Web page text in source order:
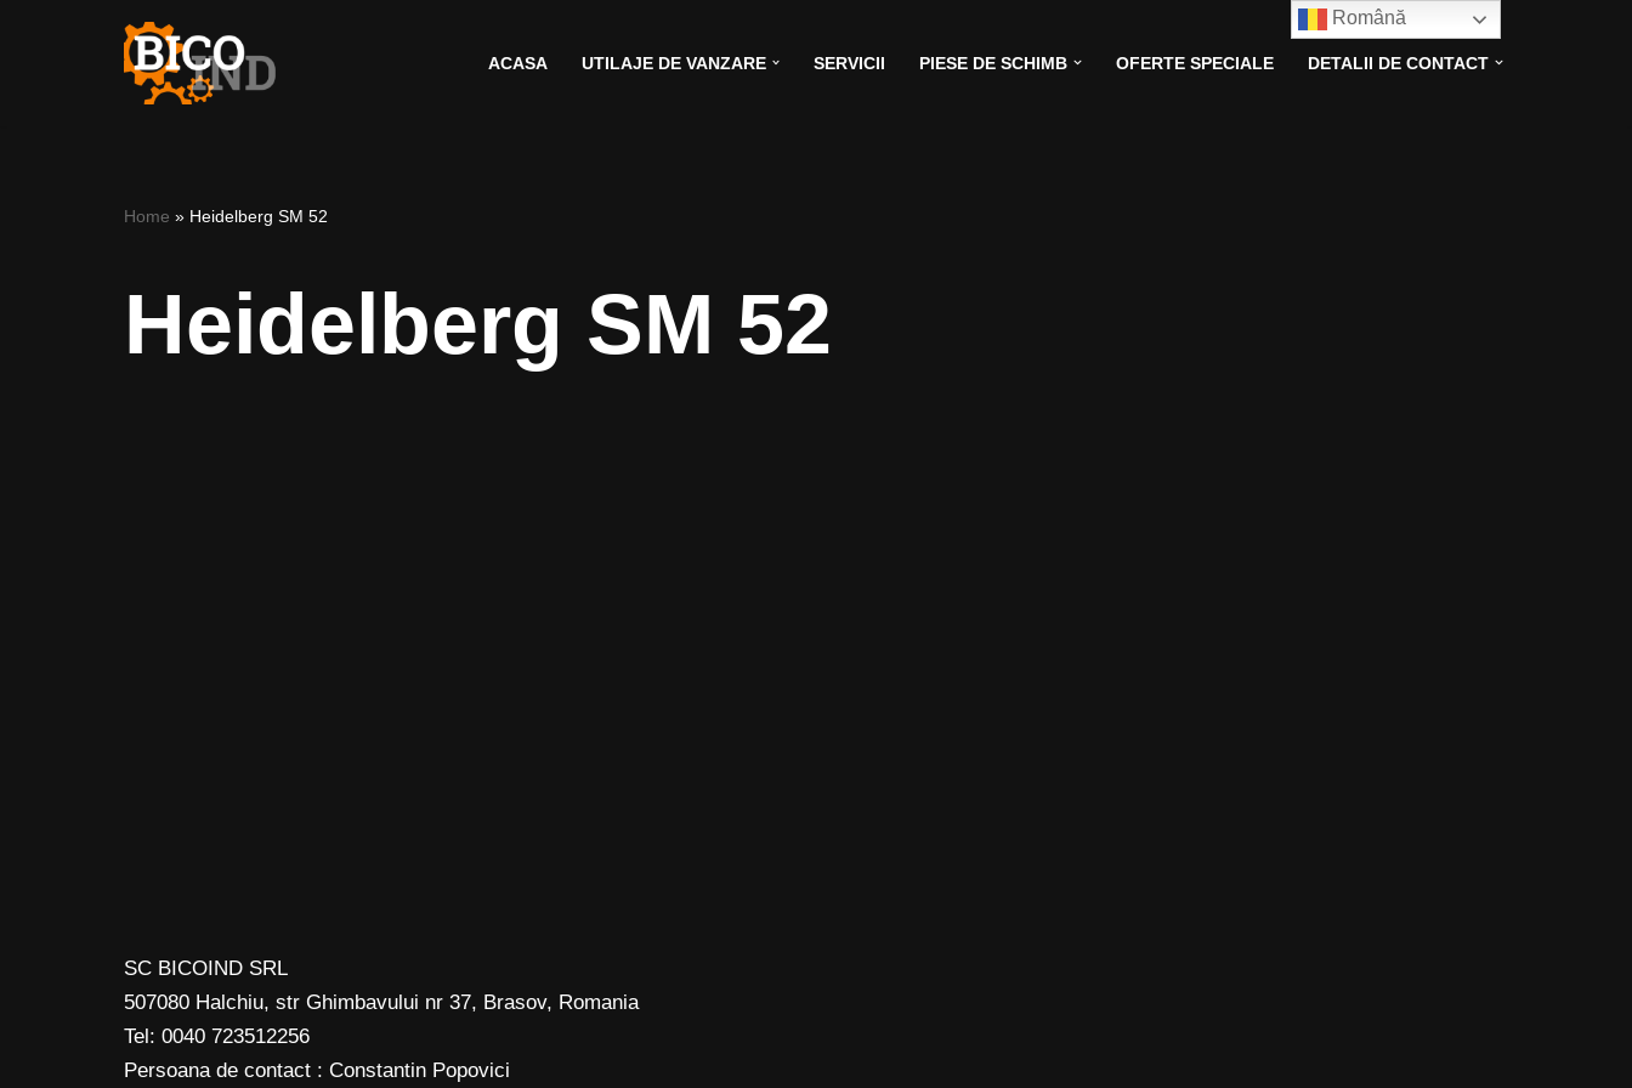
ACASA UTILAJE DE VANZARE SERVICII PIESE DE SCHIMB OFERTE SPECIALE DETALII DE CONTACT
Home » Heidelberg SM 52
Heidelberg SM 52
SC BICOIND SRL
507080 Halchiu, str Ghimbavului nr 37, Brasov, Romania
Tel: 0040 723512256
Persoana de contact : Constantin Popovici
Română